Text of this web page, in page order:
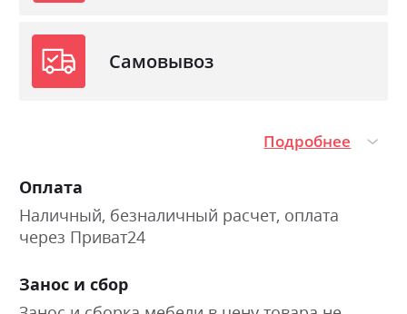
Самовывоз
Подробнее
Оплата
Наличный, безналичный расчет, оплата
через Приват24
Занос и сбор